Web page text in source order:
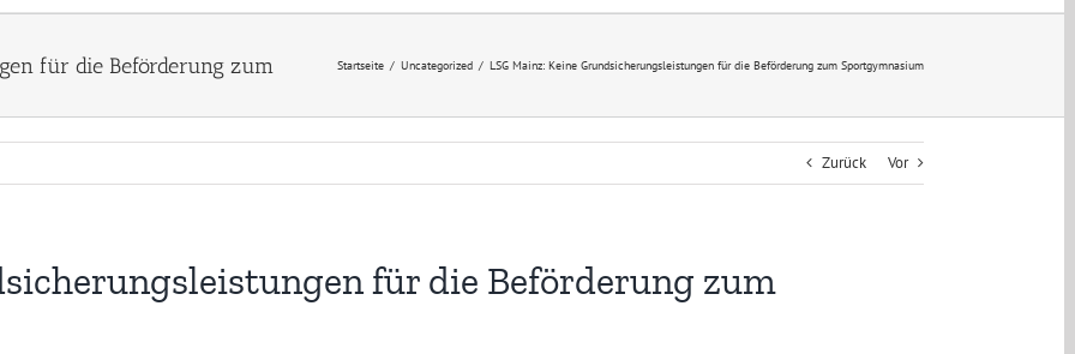
Startseite / Uncategorized / LSG Mainz: Keine Grundsicherungsleistungen für die Beförderung zum Sportgymnasium
Zurück Vor
für die Beförderung zum